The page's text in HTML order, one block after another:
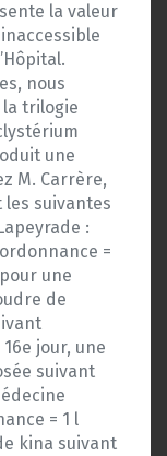
la valeur
nous
trilogie
une
M. Carrère,
suivantes
:
=
une
de
jour, une
suivant
= 1 l
kina suivant